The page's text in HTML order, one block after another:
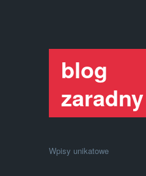
blog
zaradny
Wpisy unikatowe